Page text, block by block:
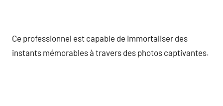
Ce professionnel est capable de immortaliser des
instants mémorables à travers des photos captivantes.